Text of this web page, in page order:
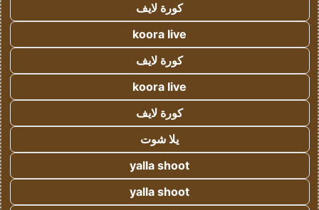
كورة لايف
koora live
كورة لايف
koora live
كورة لايف
يلا شوت
yalla shoot
yalla shoot